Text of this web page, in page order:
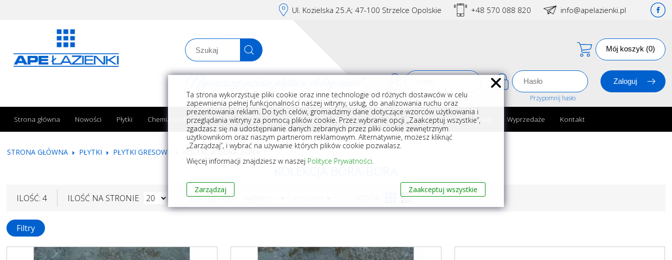
Ul. Kozielska 25.A; 47-100 Strzelce Opolskie +48 570 088 820 info@apelazienki.pl
Mój koszyk (0)
Rejestracja Przypomnij hasło
Strona główna Nowości Płytki Chemia budowlana Akcesoria do układania płytek Wyposażenie Armatura i akcesoria łazienkowe Wyprzedaże Kontakt
STRONA GŁÓWNA PŁYTKI PŁYTKI GRESOWE KOLEKCJA BORA-BORA
KOLEKCJA BORA-BORA
ILOŚĆ: 4 ILOŚĆ NA STRONIE SORTUJ WG
Filtry
Ta strona wykorzystuje pliki cookie oraz inne technologie od różnych dostawców w celu
zapewnienia pełnej funkcjonalności naszej witryny, usług, do analizowania ruchu oraz
prezentowania reklam. Do tych celów, gromadzimy dane dotyczące wzorców użytkowania i
przeglądania witryny za pomocą plików cookie. Przez wybranie opcji „Zaakceptuj wszystkie”,
zgadzasz się na udostępnianie danych zebranych przez pliki cookie zewnętrznym
użytkownikom oraz naszym partnerom reklamowym. Alternatywnie, możesz kliknąć
„Zarządzaj”, i wybrać na używanie których plików cookie pozwalasz.
Więcej informacji znajdziesz w naszej Polityce Prywatności.
Zarządzaj Zaakceptuj wszystkie